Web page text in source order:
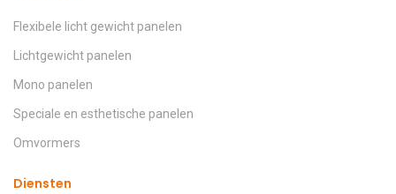
Flexibele licht gewicht panelen
Lichtgewicht panelen
Mono panelen
Speciale en esthetische panelen
Omvormers
Diensten